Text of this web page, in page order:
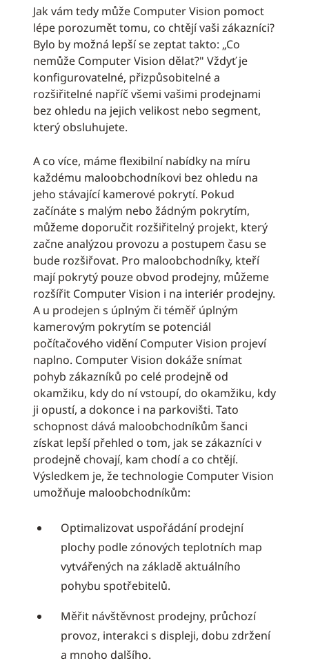
Jak vám tedy může Computer Vision pomoct
lépe porozumět tomu, co chtějí vaši zákazníci?
Bylo by možná lepší se zeptat takto: „Co
nemůže Computer Vision dělat?" Vždyť je
konfigurovatelné, přizpůsobitelné a
rozšiřitelné napříč všemi vašimi prodejnami
bez ohledu na jejich velikost nebo segment,
který obsluhujete.
A co více, máme flexibilní nabídky na míru
každému maloobchodníkovi bez ohledu na
jeho stávající kamerové pokrytí. Pokud
začínáte s malým nebo žádným pokrytím,
můžeme doporučit rozšiřitelný projekt, který
začne analýzou provozu a postupem času se
bude rozšiřovat. Pro maloobchodníky, kteří
mají pokrytý pouze obvod prodejny, můžeme
rozšířit Computer Vision i na interiér prodejny.
A u prodejen s úplným či téměř úplným
kamerovým pokrytím se potenciál
počítačového vidění Computer Vision projeví
naplno. Computer Vision dokáže snímat
pohyb zákazníků po celé prodejně od
okamžiku, kdy do ní vstoupí, do okamžiku, kdy
ji opustí, a dokonce i na parkovišti. Tato
schopnost dává maloobchodníkům šanci
získat lepší přehled o tom, jak se zákazníci v
prodejně chovají, kam chodí a co chtějí.
Výsledkem je, že technologie Computer Vision
umožňuje maloobchodníkům:
Optimalizovat uspořádání prodejní
plochy podle zónových teplotních map
vytvářených na základě aktuálního
pohybu spotřebitelů.
Měřit návštěvnost prodejny, průchozí
provoz, interakci s displeji, dobu zdržení
a mnoho dalšího.